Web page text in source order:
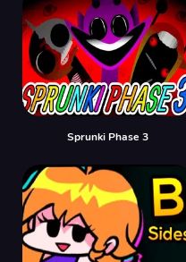
Sprunki Phase 3